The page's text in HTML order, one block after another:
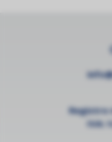
Registro
IVA: